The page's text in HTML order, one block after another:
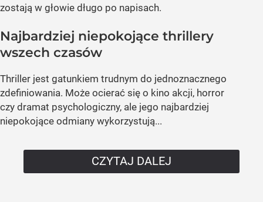
zostają w głowie długo po napisach.
Najbardziej niepokojące thrillery
wszech czasów
Thriller jest gatunkiem trudnym do jednoznacznego
zdefiniowania. Może ocierać się o kino akcji, horror
czy dramat psychologiczny, ale jego najbardziej
niepokojące odmiany wykorzystują...
CZYTAJ DALEJ